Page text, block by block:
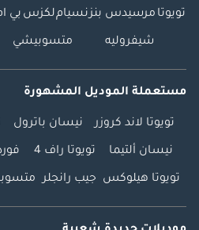
تويوتا مرسيدس بنزنسياملكزس بي
شيفروليه متسوبيشي
مستعملة الموديل المشهورة
تويوتا لاند كروزر نيسان باترول
نيسان ألتيما تويوتا راف 4
تويوتا هيلوكس جيب رانجلر